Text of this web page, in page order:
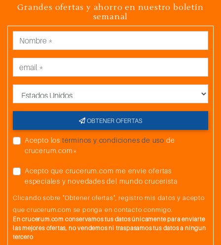
Grandes ofertas y ahorro en nuestro boletín
semanal
OBTENER OFERTAS
Acepto los términos y condiciones de uso de
crucerum.com*
Acepto que crucerum.com me envíe ofertas
especiales y novedades del mundo crucerista
Clicando sobre "Obtener ofertas", registro mis datos y acepto
que crucerum.com se ponga en contacto conmigo.
En crucerum.com conservamos tus datos únicamente para enviarte
las mejores ofertas, no vendemos ni traspasamos tus datos a ningun
tercero